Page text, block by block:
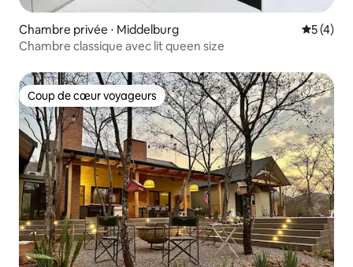
Chambre privée ⋅ Middelburg
5 (4)
Chambre classique avec lit queen size
Coup de cœur voyageurs
Coup de cœur voyageurs